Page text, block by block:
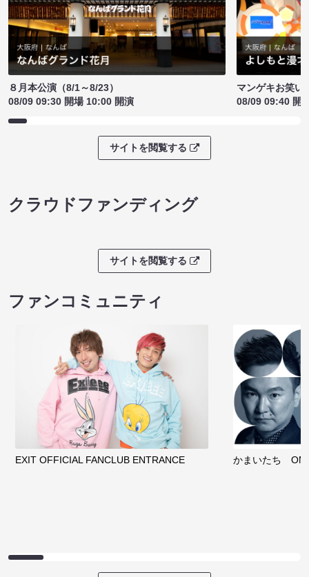
８月本公演（8/1～8/23）
08/09 09:30 開場 10:00 開演
マンゲキお笑い
08/09 09:40 開
サイトを閲覧する
クラウドファンディング
サイトを閲覧する
ファンコミュニティ
EXIT OFFICIAL FANCLUB ENTRANCE かまいたち